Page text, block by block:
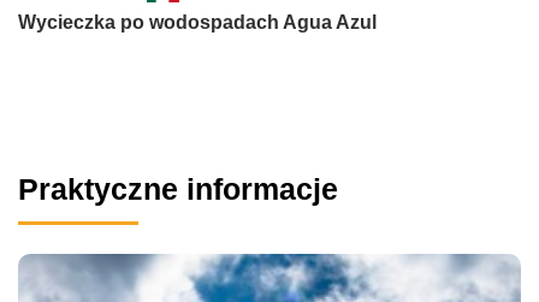
Wycieczka po wodospadach Agua Azul
Praktyczne informacje